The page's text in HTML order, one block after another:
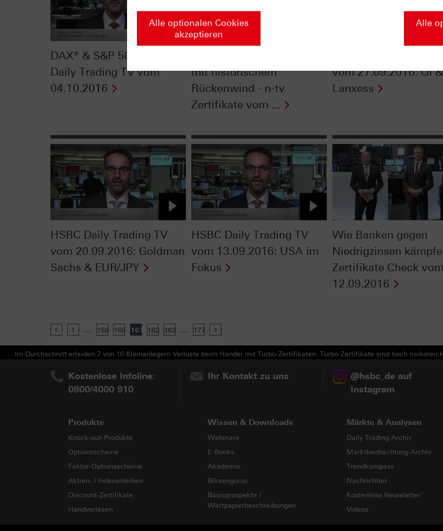
DAX® & S&P 500®: HSBC
Daily Trading TV vom
04.10.2016
mit historischem
Rückenwind - n-tv
Zertifikate vom ...
vom 27.09.2016: Öl &
Lanxess
HSBC Daily Trading TV
vom 20.09.2016: Goldman
Sachs & EUR/JPY
HSBC Daily Trading TV
vom 13.09.2016: USA im
Fokus
Wie Banken gegen
Niedrigzinsen
Zertifikate Check vom
12.09.2016
Previous
1 ... 159 160 161 162 163 ... 177
Im Durchschnitt erleiden 7 von 10 Kleinanlegern Verluste beim Handel mit Turbo-Zertifikaten. Turbo-Zertifikate sind hoch
Kostenlose Infoline:
0800/4000 910
Ihr Kontakt zu uns
@hsbc_de auf
Instagram
Produkte
Knock-out-Produkte
Optionsscheine
Faktor-Optionsscheine
Aktien- / Indexanleihen
Discount-Zertifikate
Handverlesen
Wissen & Downloads
Webinare
E-Books
Akademie
Börsengurus
Basisprospekte /
Wertpapierbeschreibungen
Märkte & Analysen
Daily Trading Archiv
Marktbeobachtung Archiv
Trendkompass
Nachrichten
Kostenlose Newsletter
Videos
Alle optionalen Cookies
akzeptieren
Alle